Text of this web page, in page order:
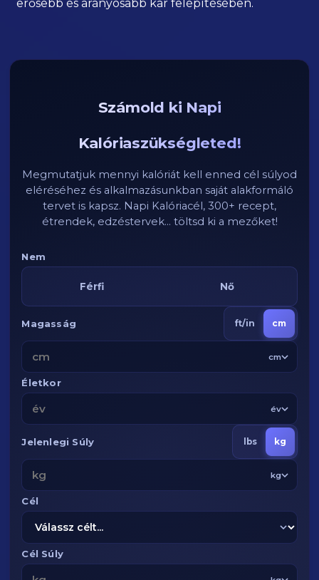
erősebb és arányosabb kar felépítésében.
Számold ki Napi
Kalóriaszükségleted!
Megmutatjuk mennyi kalóriát kell enned cél súlyod
eléréséhez és alkalmazásunkban saját alakformáló
tervet is kapsz. Napi Kalóriacél, 300+ recept,
étrendek, edzéstervek... töltsd ki a mezőket!
Nem
Férfi Nő
Magasság ft/in cm
cm
Életkor
év
Jelenlegi Súly lbs kg
kg
Cél
Cél Súly